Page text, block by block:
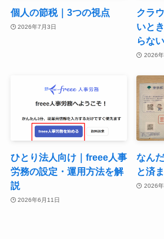
個人の節税｜3つの視点
2026年7月3日
クラ
いと
らない
2026
ひとり法人向け｜freee人事
労務の設定・運用方法を解
説
2026年6月11日
なん
と済
2026